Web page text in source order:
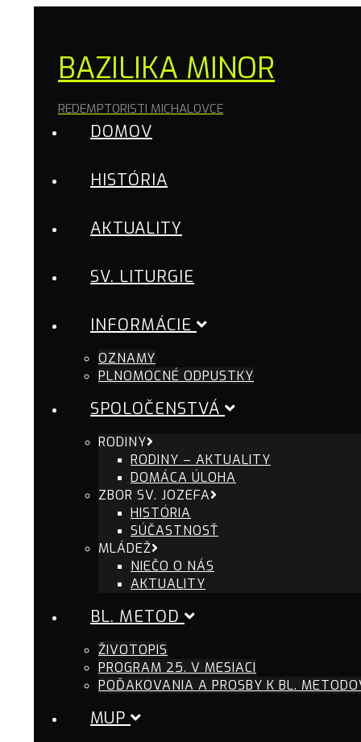
BAZILIKA MINOR
REDEMPTORISTI MICHALOVCE
DOMOV
HISTÓRIA
AKTUALITY
SV. LITURGIE
INFORMÁCIE
OZNAMY
PLNOMOCNÉ ODPUSTKY
SPOLOČENSTVÁ
RODINY
RODINY – AKTUALITY
DOMÁCA ÚLOHA
ZBOR SV. JOZEFA
HISTÓRIA
SÚČASTNOSŤ
MLÁDEŽ
NIEČO O NÁS
AKTUALITY
BL. METOD
ŽIVOTOPIS
PROGRAM 25. V MESIACI
POĎAKOVANIA A PROSBY K BL.
MUP